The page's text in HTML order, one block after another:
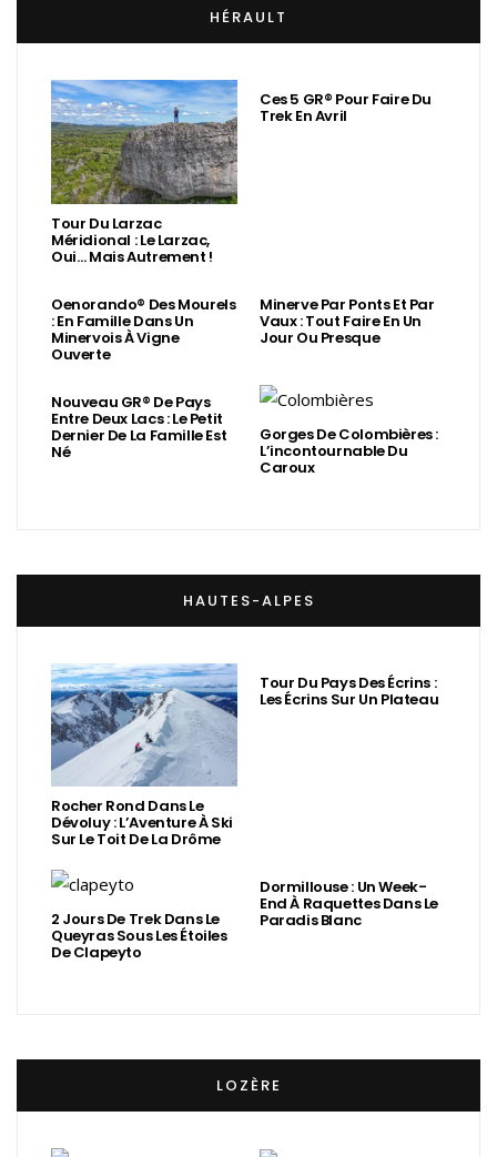
HÉRAULT
Tour Du Larzac
Méridional : Le Larzac,
Oui… Mais Autrement !
Ces 5 GR® Pour Faire Du
Trek En Avril
Oenorando® Des Mourels
: En Famille Dans Un
Minervois À Vigne
Ouverte
Minerve Par Ponts Et Par
Vaux : Tout Faire En Un
Jour Ou Presque
Nouveau GR® De Pays
Entre Deux Lacs : Le Petit
Dernier De La Famille Est
Né
Gorges De Colombières :
L’incontournable Du
Caroux
HAUTES-ALPES
Rocher Rond Dans Le
Dévoluy : L’Aventure À Ski
Sur Le Toit De La Drôme
Tour Du Pays Des Écrins :
Les Écrins Sur Un Plateau
2 Jours De Trek Dans Le
Queyras Sous Les Étoiles
De Clapeyto
Dormillouse : Un Week-
End À Raquettes Dans Le
Paradis Blanc
LOZÈRE